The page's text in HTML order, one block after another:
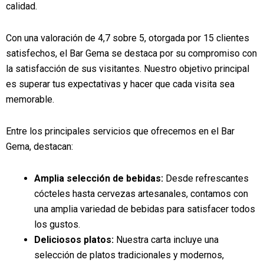
calidad.
Con una valoración de 4,7 sobre 5, otorgada por 15 clientes
satisfechos, el Bar Gema se destaca por su compromiso con
la satisfacción de sus visitantes. Nuestro objetivo principal
es superar tus expectativas y hacer que cada visita sea
memorable.
Entre los principales servicios que ofrecemos en el Bar
Gema, destacan:
Amplia selección de bebidas: Desde refrescantes
cócteles hasta cervezas artesanales, contamos con
una amplia variedad de bebidas para satisfacer todos
los gustos.
Deliciosos platos: Nuestra carta incluye una
selección de platos tradicionales y modernos,